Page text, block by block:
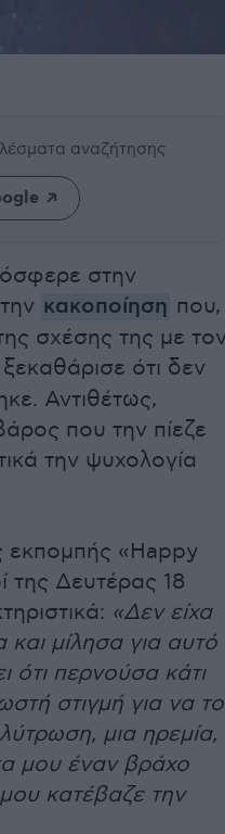
αναζήτησης
στην
κακοποίηση που,
σχέσης της με
ότι δεν
Αντιθέτως,
που την πίεζε
την ψυχολογία
εκπομπής «Happy
της Δευτέρας 18
«Δεν είχα
μίλησα για αυτό
ότι περνούσα κάτι
στιγμή για να το
μια ηρεμία,
μου έναν βράχο
κατέβαζε την